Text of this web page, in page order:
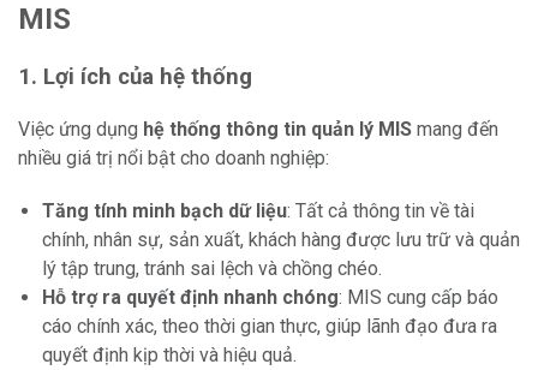
MIS
1. Lợi ích của hệ thống
Việc ứng dụng hệ thống thông tin quản lý MIS mang đến
nhiều giá trị nổi bật cho doanh nghiệp:
Tăng tính minh bạch dữ liệu: Tất cả thông tin về tài
chính, nhân sự, sản xuất, khách hàng được lưu trữ và quản
lý tập trung, tránh sai lệch và chồng chéo.
Hỗ trợ ra quyết định nhanh chóng: MIS cung cấp báo
cáo chính xác, theo thời gian thực, giúp lãnh đạo đưa ra
quyết định kịp thời và hiệu quả.